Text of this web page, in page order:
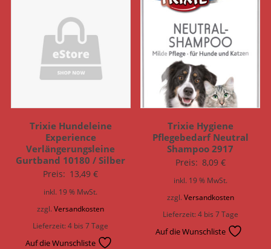
Trixie Hundeleine
Experience
Verlängerungsleine
Gurtband 10180 / Silber
Preis: 13,49€
inkl. 19 % MwSt.
zzgl.Versandkosten
Lieferzeit:4 bis 7 Tage
Auf die Wunschliste
Trixie Hygiene
Pflegebedarf Neutral
Shampoo 2917
Preis: 8,09 €
inkl. 19 % MwSt.
zzgl. Versandkosten
Lieferzeit:4 bis 7 Tage
Auf die Wunschliste